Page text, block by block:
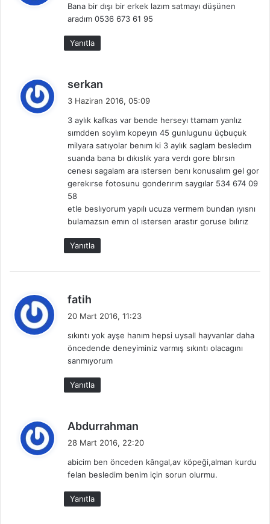
i
k
i
:
Bana bir dışı bir erkek lazım satmayı düşünen
aradım 0536 673 61 95
Yanıtla
serkan
i
k
i
3 Haziran 2016, 05:09
3 aylık kafkas var bende herseyı ttamam yanlız
sımdden soylım kopeyın 45 gunlugunu üçbuçuk
milyara satıyolar benım ki 3 aylık saglam besledım
suanda bana bı dıkıslık yara verdı gore blırsın
cenesı sagalam ara ıstersen benı konusalım gel gor
gerekırse fotosunu gonderırım saygılar 534 674 09
58
etle beslıyorum yapılı ucuza vermem bundan ıyısnı
bulamazsın emın ol ıstersen arastır goruse bılırız
Yanıtla
fatih
i
k
i
:
20 Mart 2016, 11:23
sıkıntı yok ayşe hanım hepsi uysall hayvanlar daha
öncedende deneyiminiz varmış sıkıntı olacagını
sanmıyorum
Yanıtla
Abdurrahman
i
k
28 Mart 2016, 22:20
abicim ben önceden kângal,av köpeği,alman kurdu
felan besledim benim için sorun olurmu.
Yanıtla